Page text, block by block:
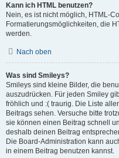
Kann ich HTML benutzen?
Nein, es ist nicht möglich, HTML-
Formatierungsmöglichkeiten, die
werden.
Nach oben
Was sind Smileys?
Smileys sind kleine Bilder, die
auszudrücken. Für jeden Smiley
fröhlich und :( traurig. Die Liste
Beitrags sehen. Versuche bitte
sie können einen Beitrag schnell
deshalb deinen Beitrag
Die Board-Administration kann
in einem Beitrag benutzen kannst.